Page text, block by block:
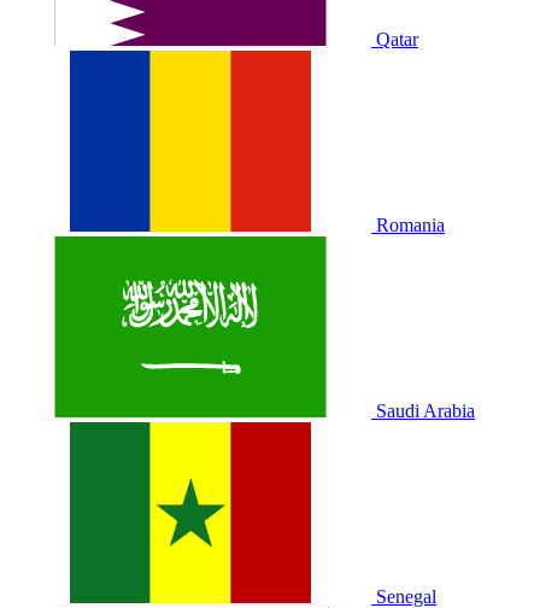
Qatar
Romania
Saudi Arabia
Senegal